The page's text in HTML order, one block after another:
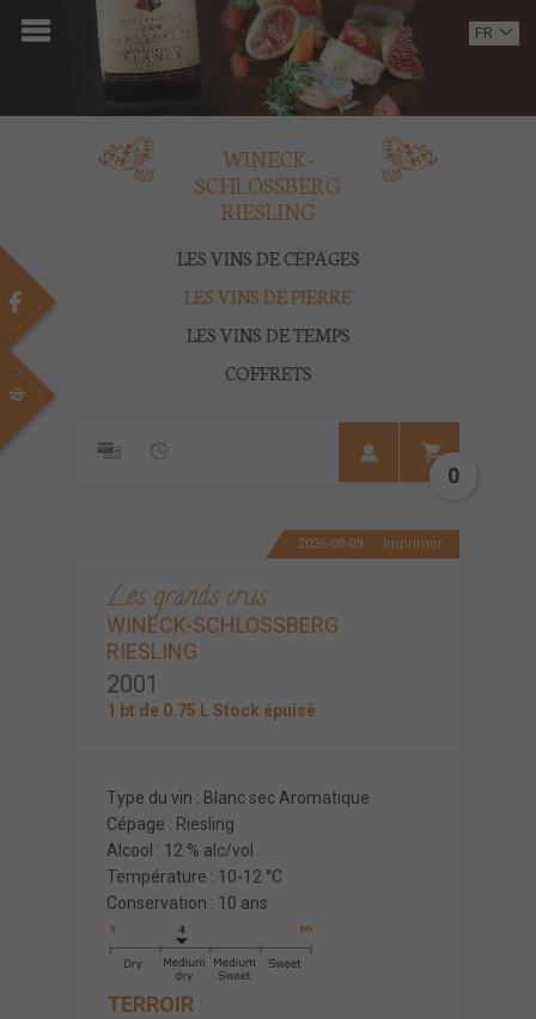
ACCUEIL
DOMAINE
VINS
BOUTIQUE
MULTIMEDIA
PRESSE
CONTACT
FR
WINECK-
SCHLOSSBERG
RIESLING
LES VINS DE CÉPAGES
LES VINS DE PIERRE
LES VINS DE TEMPS
COFFRETS
0
2026-08-09 Imprimer
Les grands crus
WINECK-SCHLOSSBERG
RIESLING
2001
1 bt de 0.75 L Stock épuisé
Type du vin : Blanc sec Aromatique
Cépage : Riesling
Alcool : 12 % alc/vol
Température : 10-12 °C
Conservation : 10 ans
TERROIR :